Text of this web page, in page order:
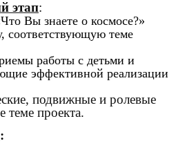
этап:
Вы знаете о космосе?»
соответствующую теме
работы с детьми и
эффективной реализации
подвижные и ролевые
теме проекта.
: